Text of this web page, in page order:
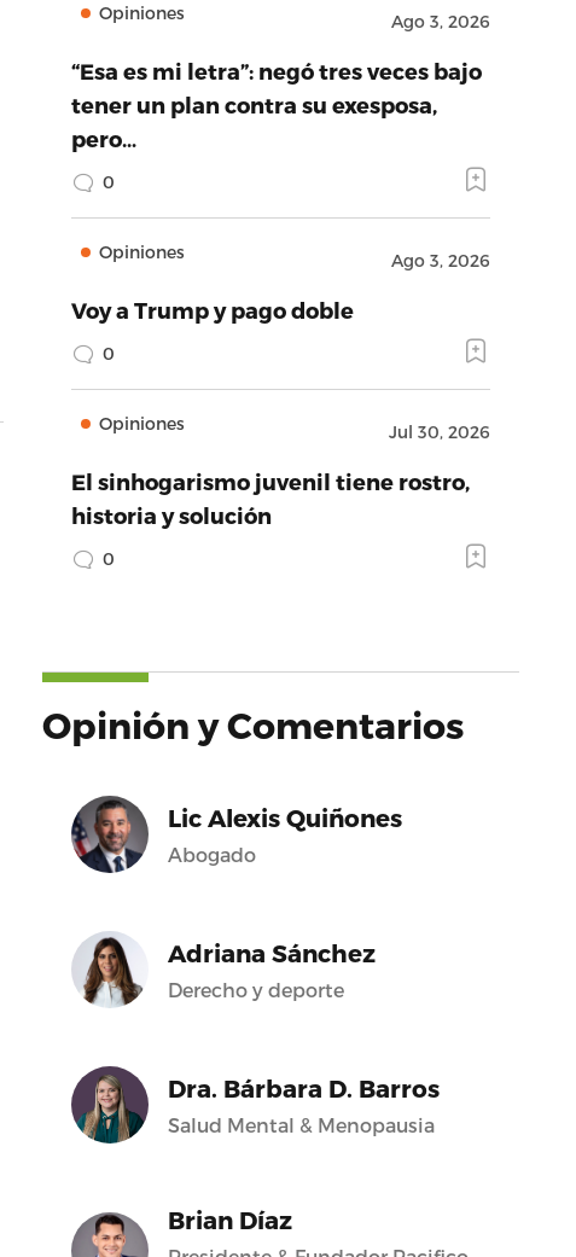
Opiniones Ago 3, 2026
“Esa es mi letra”: negó tres veces bajo
tener un plan contra su exesposa,
pero…
0
Opiniones Ago 3, 2026
Voy a Trump y pago doble
0
Opiniones Jul 30, 2026
El sinhogarismo juvenil tiene rostro,
historia y solución
0
Opinión y Comentarios
Lic Alexis Quiñones
Abogado
Adriana Sánchez
Derecho y deporte
Dra. Bárbara D. Barros
Salud Mental & Menopausia
Brian Díaz